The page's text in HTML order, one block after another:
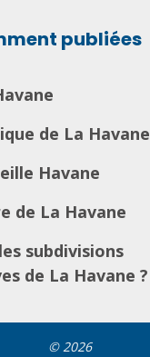
publiées
de La Havane
Havane
de La Havane
subdivisions
de La Havane ?
© 2026